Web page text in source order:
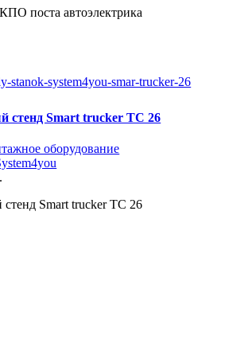
КПО поста автоэлектрика
Smart trucker TC 26
оборудование
Smart trucker TC 26